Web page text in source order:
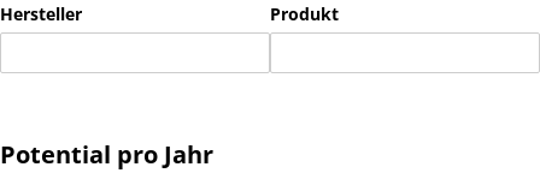
Hersteller Produkt
Potential pro Jahr